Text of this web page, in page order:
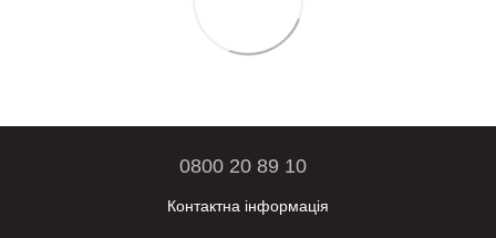
0800 20 89 10
Контактна інформація